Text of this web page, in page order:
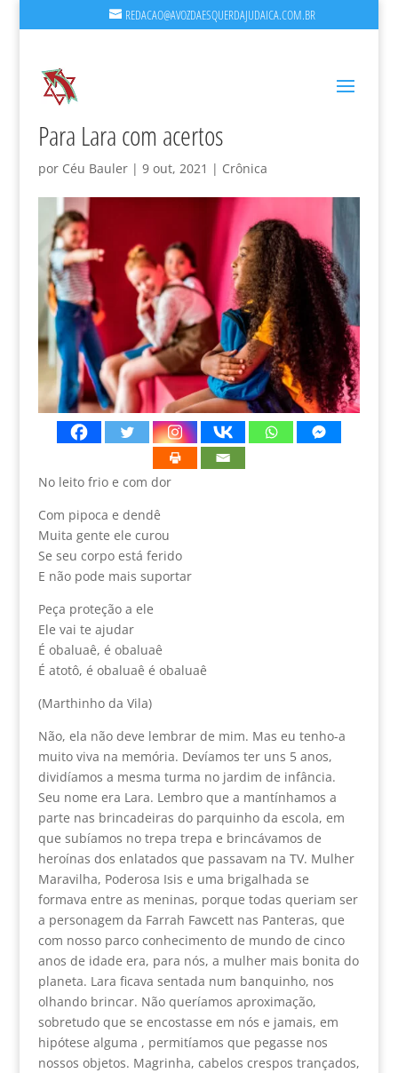
REDACAO@AVOZDAESQUERDAJUDAICA.COM.BR
Para Lara com acertos
por Céu Bauler| 9 out, 2021 | Crônica
No leito frio e com dor
Com pipoca e dendê
Muita gente ele curou
Se seu corpo está ferido
E não pode mais suportar
Peça proteção a ele
Ele vai te ajudar
É obaluaê, é obaluaê
É atotô, é obaluaê é obaluaê
(Marthinho da Vila)
Não, ela não deve lembrar de mim. Mas eu tenho-a
muito viva na memória. Devíamos ter uns 5 anos,
dividíamos a mesma turma no jardim de infância.
Seu nome era Lara. Lembro que a mantínhamos a
parte nas brincadeiras do parquinho da escola, em
que subíamos no trepa trepa e brincávamos de
heroínas dos enlatados que passavam na TV. Mulher
Maravilha, Poderosa Isis e uma brigalhada se
formava entre as meninas, porque todas queriam ser
a personagem da Farrah Fawcett nas Panteras, que
com nosso parco conhecimento de mundo de cinco
anos de idade era, para nós, a mulher mais bonita do
planeta. Lara ficava sentada num banquinho, nos
olhando brincar. Não queríamos aproximação,
sobretudo que se encostasse em nós e jamais, em
hipótese alguma , permitíamos que pegasse nos
nossos objetos. Magrinha, cabelos crespos trançados,